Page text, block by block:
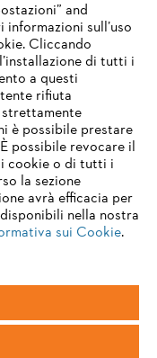
policy
legali
di Andreas
unterstützen. Für
wir Ihnen, zu
chrome
edge
and
sull’uso
Cliccando
di tutti i
a questi
rifiuta
strettamente
è possibile prestare
possibile revocare il
cookie o di tutti i
la sezione
avrà efficacia per
nella nostra
sui Cookie.